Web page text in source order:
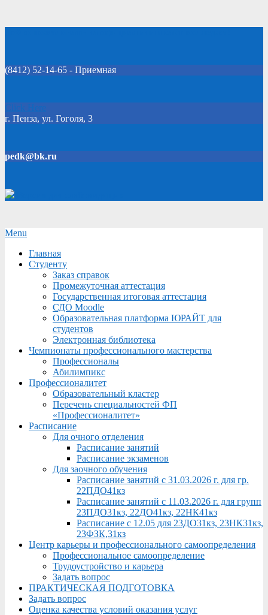
(8412) 52-14-65 - Приемная
Click Here
г. Пенза, ул. Гоголя, 3
pedk@bk.ru
Secondary
Menu
Menu
Главная
Студенту
Заказ справок
Промежуточная аттестация
Государственная итоговая аттестация
СДО Moodle
Образовательная платформа ЮРАЙТ для
студентов
Электронная библиотека
Чемпионаты профессионального мастерства
Профессионалы
Абилимпикс
Профессионалитет
Образовательный кластер
Перечень специальностей ФП
«Профессионалитет»
Расписание
Для очного отделения
Расписание занятий
Расписание экзаменов
Для заочного обучения
Расписание занятий с 31.03.2026 г. для гр.
22ПДО41кз
Расписание занятий с 11.03.2026 г. для групп
23ПДО31кз, 22ДО41кз, 22НК41кз
Расписание с 12.05 для 23ДО31кз, 23НК31кз,
23ФЗК,31кз
Центр карьеры и профессионального самоопределения
Профессиональное самоопределение
Трудоустройство и карьера
Задать вопрос
ПРАКТИЧЕСКАЯ ПОДГОТОВКА
Задать вопрос
Оценка качества условий оказания услуг